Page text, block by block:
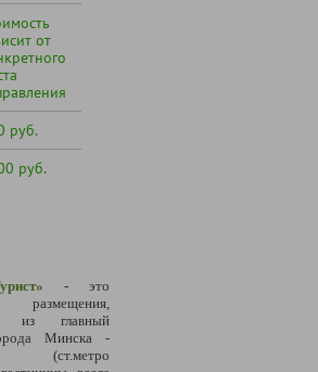
от
руб.
руб.
- это
размещения,
из главный
Минска -
(ст.метро